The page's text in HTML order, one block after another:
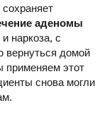
аденомы
наркоза, с
вернуться домой
применяем этот
снова могли